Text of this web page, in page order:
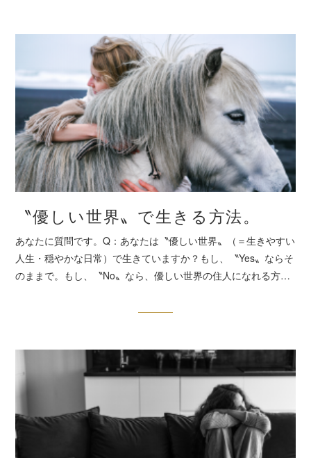
〝優しい世界〟で生きる方法。
あなたに質問です。Q：あなたは〝優しい世界〟（＝生きやすい
人生・穏やかな日常）で生きていますか？もし、〝Yes〟ならそ
のままで。もし、〝No〟なら、優しい世界の住人になれる方…